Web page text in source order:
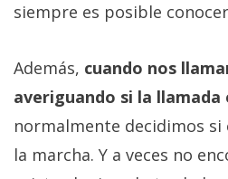
siempre es posible
Además, cuando nos
averiguando si la llamada
normalmente decidimos
la marcha. Y a veces no